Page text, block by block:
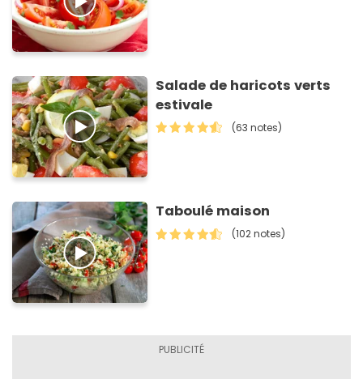
Salade de haricots verts
estivale
(63 notes)
Taboulé maison
(102 notes)